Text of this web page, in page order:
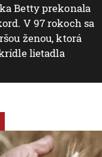
Betty prekonala
V 97 rokoch sa
ženou, ktorá
lietadla